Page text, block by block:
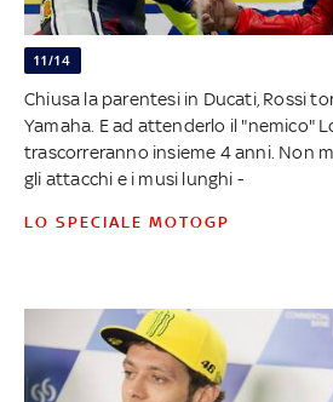
11/14
Chiusa la parentesi in Ducati, Rossi
Yamaha. E ad attenderlo il "nemico"
trascorreranno insieme 4 anni. Non
gli attacchi e i musi lunghi -
LO SPECIALE MOTOGP